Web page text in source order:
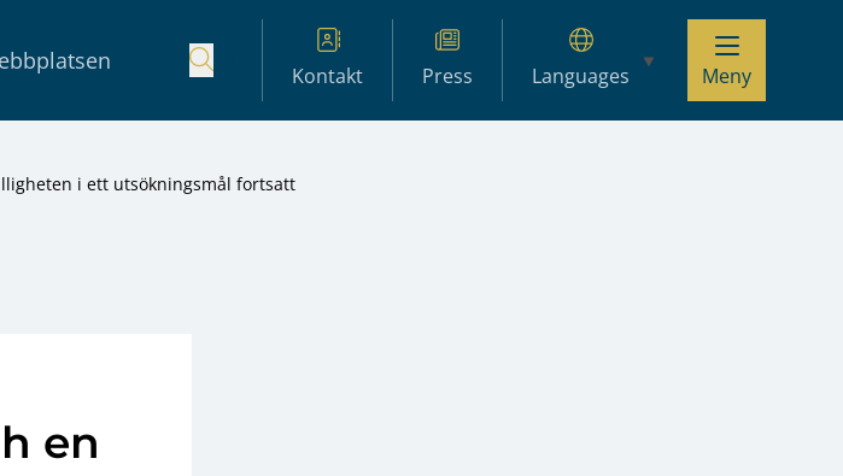
Kontakt Press Languages Meny
i ett utsökningsmål fortsatt
en